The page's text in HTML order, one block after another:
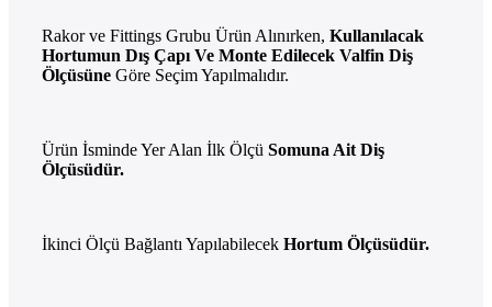
Rakor ve Fittings Grubu Ürün Alınırken, Kullanılacak
Hortumun Dış Çapı Ve Monte Edilecek Valfin Diş
Ölçüsüne Göre Seçim Yapılmalıdır.
Ürün İsminde Yer Alan İlk Ölçü Somuna Ait Diş
Ölçüsüdür.
İkinci Ölçü Bağlantı Yapılabilecek Hortum Ölçüsüdür.